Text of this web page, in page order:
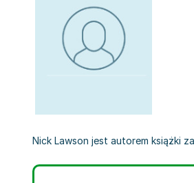
Nick Lawson jest autorem książki